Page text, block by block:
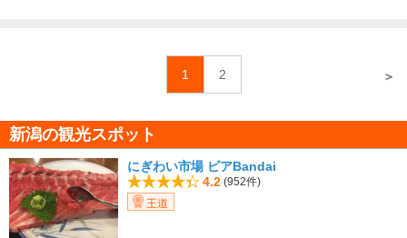
1 2 ＞
新潟の観光スポット
にぎわい市場 ピアBandai
4.2 (952件)
王道